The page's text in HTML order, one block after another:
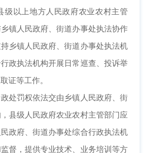
级以上地方人民政府农业农村主管
镇人民政府、街道办事处执法协作
乡镇人民政府、街道办事处执法机
政执法机构开展日常巡查、投诉举
证等工作。
处罚权依法交由乡镇人民政府、街
县级人民政府农业农村主管部门应
政府、街道办事处综合行政执法机
督，提供专业技术、业务培训等方